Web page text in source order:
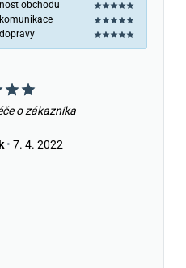
obchodu
o zákazníka
• 7. 4. 2022